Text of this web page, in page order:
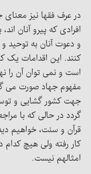
در عرف فقها نیز معنای
افرادی که پیرو آنان
و دعوت آنان به توحید
کنند. این اقدامات یک
است و نمی توان آن را
مفهوم جهاد صورت می
جهت کشور گشایی و
گردد در حالی که با
قرآن و سنت، خواهیم
کار رفته ولی هیچ کدام
امثالهم نیست.